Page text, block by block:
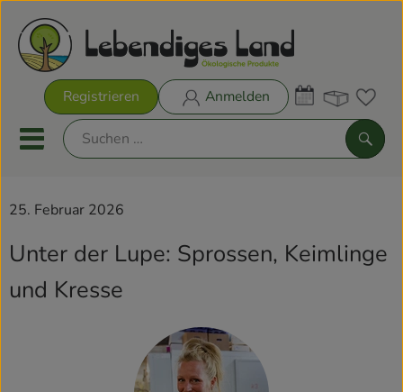
Registrieren Anmelden
Mobiles Menu öffnen oder
Biokisten
Rezeptkisten
Aktionen & Neues
25. Februar 2026
Unter der Lupe: Sprossen, Keimlinge
und Kresse